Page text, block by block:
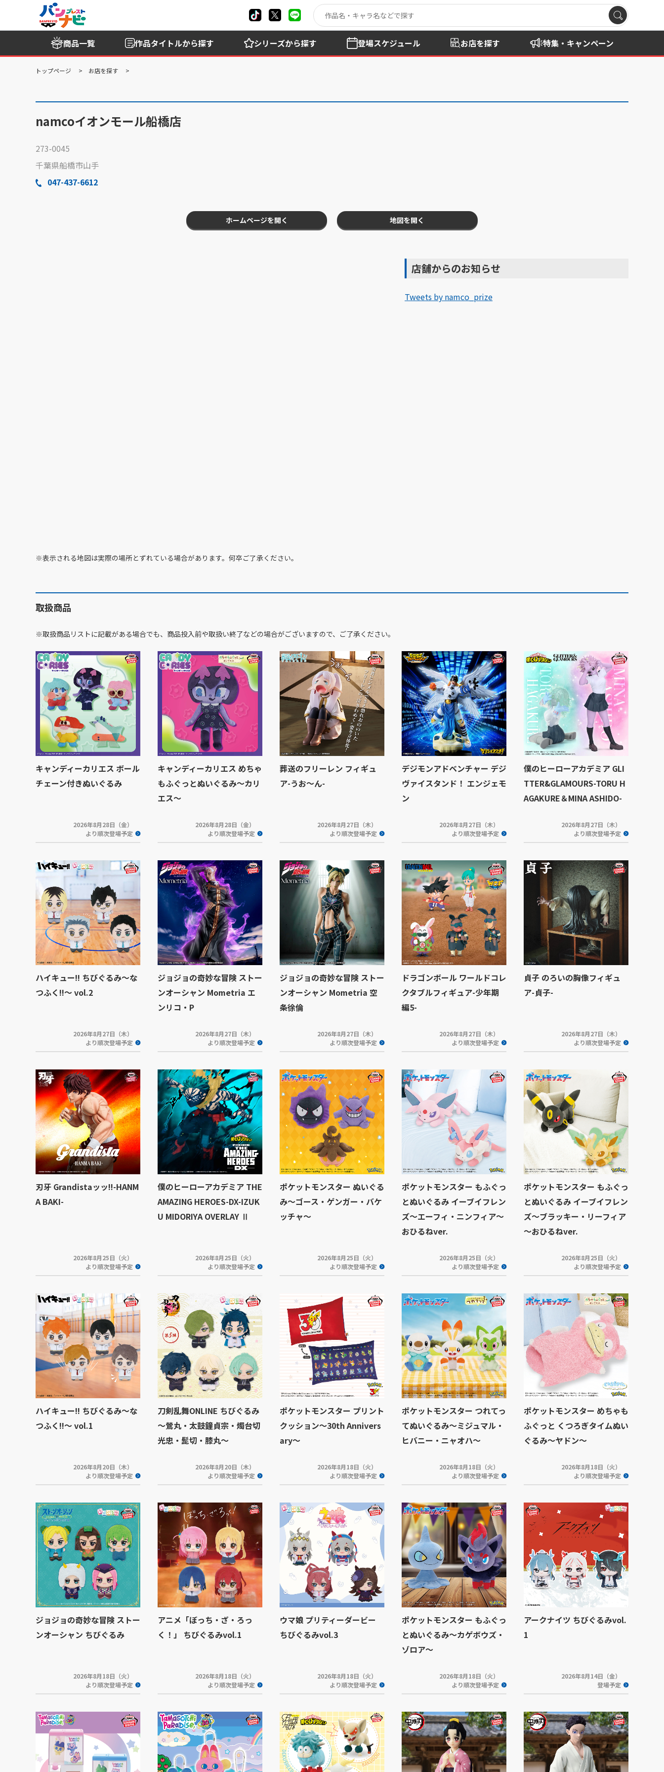
商品一覧 作品タイトルから探す シリーズから探す 登場スケジュール お店を探す 特集・キャンペーン
トップページ お店を探す
namcoイオンモール船橋店
273-0045
千葉県船橋市山手
047-437-6612
ホームページを開く 地図を開く
※表示される地図は実際の場所とずれている場合があります。何卒ご了承ください。
店舗からのお知らせ
Tweets by namco_prize
取扱商品
※取扱商品リストに記載がある場合でも、商品投入前や取扱い終了などの場合がございますので、ご了承ください。
キャンディーカリエス ボール
チェーン付きぬいぐるみ
2026年8月28日（金）
より順次登場予定
キャンディーカリエス めちゃ
もふぐっとぬいぐるみ～カリ
エス～
2026年8月28日（金）
より順次登場予定
葬送のフリーレン フィギュ
ア-うお～ん-
2026年8月27日（木）
より順次登場予定
デジモンアドベンチャー デジ
ヴァイスタンド！ エンジェモ
ン
2026年8月27日（木）
より順次登場予定
僕のヒーローアカデミア GLI
TTER&GLAMOURS-TORU H
AGAKURE＆MINA ASHIDO-
2026年8月27日（木）
より順次登場予定
ハイキュー!! ちびぐるみ～な
つふく!!～ vol.2
2026年8月27日（木）
より順次登場予定
ジョジョの奇妙な冒険 ストー
ンオーシャン Mometria エ
ンリコ・P
2026年8月27日（木）
より順次登場予定
ジョジョの奇妙な冒険 ストー
ンオーシャン Mometria 空
条徐倫
2026年8月27日（木）
より順次登場予定
ドラゴンボール ワールドコレ
クタブルフィギュア-少年期
編5-
2026年8月27日（木）
より順次登場予定
貞子 のろいの胸像フィギュ
ア-貞子-
2026年8月27日（木）
より順次登場予定
刃牙 Grandistaッッ!!-HANM
A BAKI-
2026年8月25日（火）
より順次登場予定
僕のヒーローアカデミア THE
AMAZING HEROES-DX-IZUK
U MIDORIYA OVERLAY Ⅱ
2026年8月25日（火）
より順次登場予定
ポケットモンスター ぬいぐる
み～ゴース・ゲンガー・バケ
ッチャ～
2026年8月25日（火）
より順次登場予定
ポケットモンスター もふぐっ
とぬいぐるみ イーブイフレン
ズ～エーフィ・ニンフィア～
おひるねver.
2026年8月25日（火）
より順次登場予定
ポケットモンスター もふぐっ
とぬいぐるみ イーブイフレン
ズ～ブラッキー・リーフィア
～おひるねver.
2026年8月25日（火）
より順次登場予定
ハイキュー!! ちびぐるみ～な
つふく!!～ vol.1
2026年8月20日（木）
より順次登場予定
刀剣乱舞ONLINE ちびぐるみ
～鶯丸・太鼓鐘貞宗・燭台切
光忠・髭切・膝丸～
2026年8月20日（木）
より順次登場予定
ポケットモンスター プリント
クッション～30th Annivers
ary～
2026年8月18日（火）
より順次登場予定
ポケットモンスター つれてっ
てぬいぐるみ～ミジュマル・
ヒバニー・ニャオハ～
2026年8月18日（火）
より順次登場予定
ポケットモンスター めちゃも
ふぐっと くつろぎタイムぬい
ぐるみ～ヤドン～
2026年8月18日（火）
より順次登場予定
ジョジョの奇妙な冒険 ストー
ンオーシャン ちびぐるみ
2026年8月18日（火）
より順次登場予定
アニメ「ぼっち・ざ・ろっ
く！」 ちびぐるみvol.1
2026年8月18日（火）
より順次登場予定
ウマ娘 プリティーダービー
ちびぐるみvol.3
2026年8月18日（火）
より順次登場予定
ポケットモンスター もふぐっ
とぬいぐるみ～カゲボウズ・
ゾロア～
2026年8月18日（火）
より順次登場予定
アークナイツ ちびぐるみvol.
1
2026年8月14日（金）
登場予定